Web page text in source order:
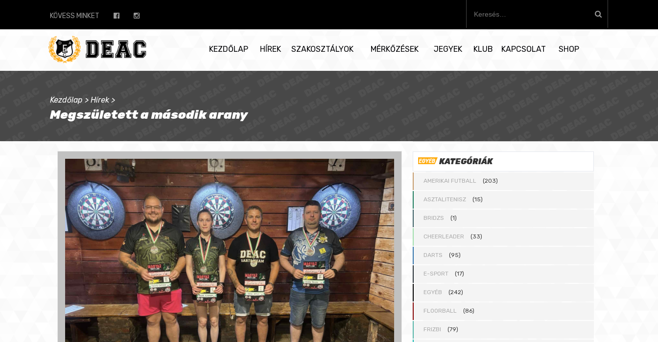
KÖVESS MINKET
r
KEZDŐLAP HÍREK SZAKOSZTÁLYOK MÉRKŐZÉSEK JEGYEK KLUB KAPCSOLAT SHOP
Kezdőlap > Hírek >
Megszületett a második arany
KATEGÓRIÁK
AMERIKAI FUTBALL (203)
ASZTALITENISZ (15)
BRIDZS (1)
CHEERLEADER (33)
DARTS (95)
E-SPORT (17)
EGYÉB (242)
FLOORBALL (86)
FRIZBI (79)